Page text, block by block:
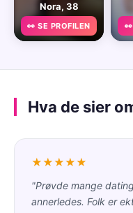
Nora, 38
👀 SE PROFILEN
Hva de sier
★★★★★
"Prøvde mange
annerledes. Folk er